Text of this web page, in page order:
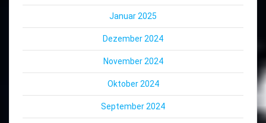
Januar 2025
Dezember 2024
November 2024
Oktober 2024
September 2024